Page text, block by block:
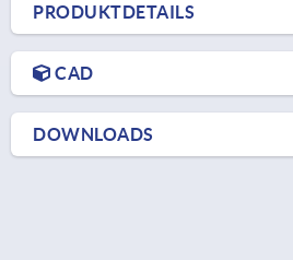
PRODUKTDETAILS
CAD
DOWNLOADS